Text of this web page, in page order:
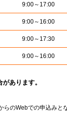
9:00～17:00
9:00～16:00
9:00～17:30
9:00～16:00
あります。
のWebでの申込みと